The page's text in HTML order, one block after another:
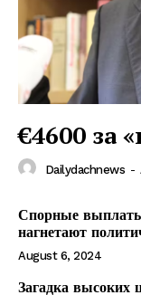
€4600 за
Dailydachnews -
Спорные выплаты
нагнетают
August 6, 2024
Загадка высоких